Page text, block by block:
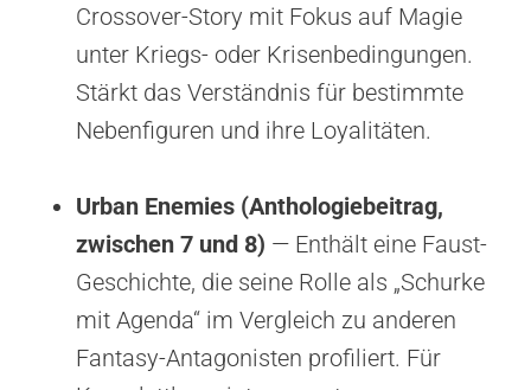
Crossover-Story mit Fokus auf Magie
unter Kriegs- oder Krisenbedingungen.
Stärkt das Verständnis für bestimmte
Nebenfiguren und ihre Loyalitäten.
Urban Enemies (Anthologiebeitrag,
zwischen 7 und 8) — Enthält eine Faust-
Geschichte, die seine Rolle als „Schurke
mit Agenda“ im Vergleich zu anderen
Fantasy-Antagonisten profiliert. Für